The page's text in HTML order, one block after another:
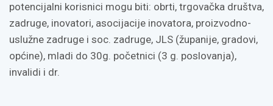
potencijalni korisnici mogu biti: obrti, trgovačka društva,
zadruge, inovatori, asocijacije inovatora, proizvodno-
uslužne zadruge i soc. zadruge, JLS (županije, gradovi,
općine), mladi do 30g. početnici (3 g. poslovanja),
invalidi i dr.